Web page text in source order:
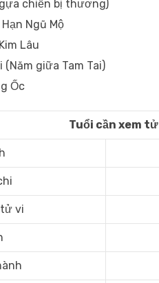
chiến bị thương)
Ngũ Mộ
Lâu
(Năm giữa Tam Tai)
Ốc
Tuổi cần xem
vi